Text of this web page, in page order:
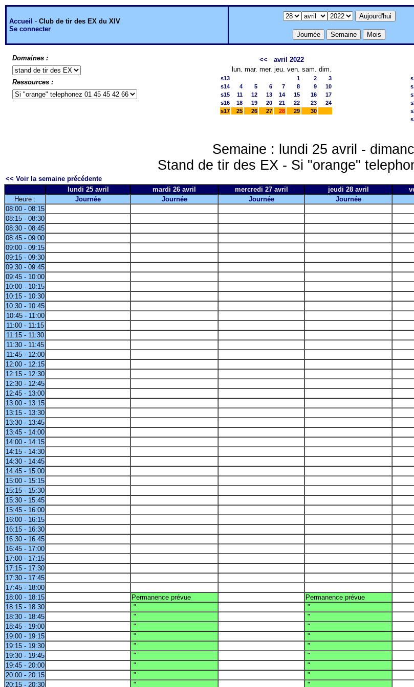
Accueil - Club de tir des EX du XIV
Se connecter
Domaines :
Ressources :
<<
avril 2022
lun. mar. mer. jeu. ven. sam. dim.
s13 1 2
3
s14
4 5 6 7 8 9
10
s15
11 12 13 14 15 16
17
s16
18 19 20 21 22 23
24
s17
25 26 27 28 29 30
Semaine : lundi 25 avril -
Stand de tir des EX - Si "orange"
<< Voir la semaine précédente
lundi 25 avril
mardi 26 avril mercredi 27 avril jeudi 28 avril
Heure :
Journée Journée Journée Journée
08:00 - 08:15
08:15 - 08:30
08:30 - 08:45
08:45 - 09:00
09:00 - 09:15
09:15 - 09:30
09:30 - 09:45
09:45 - 10:00
10:00 - 10:15
10:15 - 10:30
10:30 - 10:45
10:45 - 11:00
11:00 - 11:15
11:15 - 11:30
11:30 - 11:45
11:45 - 12:00
12:00 - 12:15
12:15 - 12:30
12:30 - 12:45
12:45 - 13:00
13:00 - 13:15
13:15 - 13:30
13:30 - 13:45
13:45 - 14:00
14:00 - 14:15
14:15 - 14:30
14:30 - 14:45
14:45 - 15:00
15:00 - 15:15
15:15 - 15:30
15:30 - 15:45
15:45 - 16:00
16:00 - 16:15
16:15 - 16:30
16:30 - 16:45
16:45 - 17:00
17:00 - 17:15
17:15 - 17:30
17:30 - 17:45
17:45 - 18:00
18:00 - 18:15
Permanence prévue Permanence prévue
18:15 - 18:30
" "
18:30 - 18:45
" "
18:45 - 19:00
" "
19:00 - 19:15
" "
19:15 - 19:30
" "
19:30 - 19:45
" "
19:45 - 20:00
" "
20:00 - 20:15
" "
20:15 - 20:30
" "